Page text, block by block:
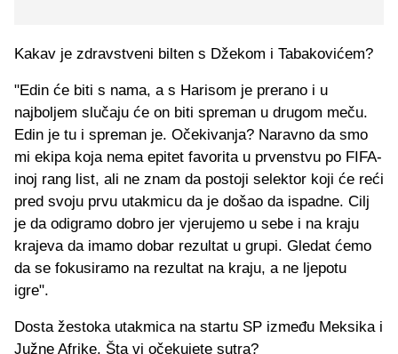
Kakav je zdravstveni bilten s Džekom i Tabakovićem?
"Edin će biti s nama, a s Harisom je prerano i u
najboljem slučaju će on biti spreman u drugom meču.
Edin je tu i spreman je. Očekivanja? Naravno da smo
mi ekipa koja nema epitet favorita u prvenstvu po FIFA-
inoj rang list, ali ne znam da postoji selektor koji će reći
pred svoju prvu utakmicu da je došao da ispadne. Cilj
je da odigramo dobro jer vjerujemo u sebe i na kraju
krajeva da imamo dobar rezultat u grupi. Gledat ćemo
da se fokusiramo na rezultat na kraju, a ne ljepotu
igre".
Dosta žestoka utakmica na startu SP između Meksika i
Južne Afrike. Šta vi očekujete sutra?